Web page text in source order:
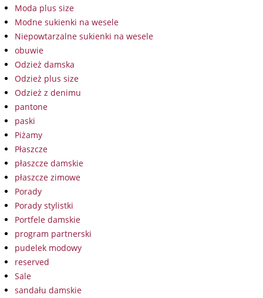
Moda plus size
Modne sukienki na wesele
Niepowtarzalne sukienki na wesele
obuwie
Odzież damska
Odzież plus size
Odzież z denimu
pantone
paski
Piżamy
Płaszcze
płaszcze damskie
płaszcze zimowe
Porady
Porady stylistki
Portfele damskie
program partnerski
pudelek modowy
reserved
Sale
sandału damskie